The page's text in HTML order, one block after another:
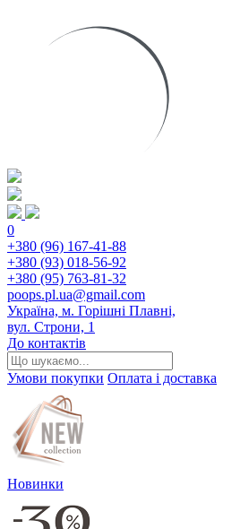
0
+380 (96) 167-41-88
+380 (93) 018-56-92
+380 (95) 763-81-32
poops.pl.ua@gmail.com
Україна, м. Горішні Плавні,
вул. Строни, 1
До контактів
Умови покупки Оплата і доставка
Новинки